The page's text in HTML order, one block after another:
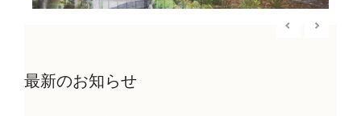
最新のお知らせ